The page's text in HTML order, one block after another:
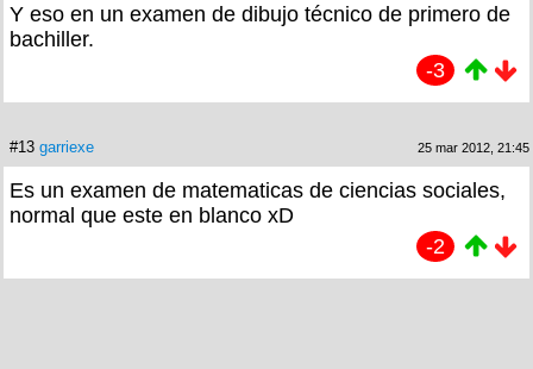
Y eso en un examen de dibujo técnico de primero de
bachiller.
-3
#13 garriexe 25 mar 2012, 21:45
Es un examen de matematicas de ciencias sociales,
normal que este en blanco xD
-2